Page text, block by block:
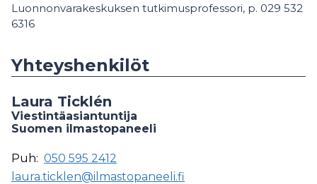
Luonnonvarakeskuksen tutkimusprofessori, p. 029 532
6316
Yhteyshenkilöt
Laura Ticklén
Viestintäasiantuntija
Suomen ilmastopaneeli
Puh: 050 595 2412
laura.ticklen@ilmastopaneeli.fi